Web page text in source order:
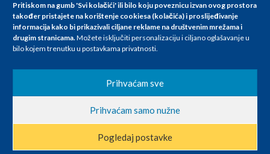
Pritiskom na gumb 'Svi kolačići' ili bilo koju poveznicu izvan ovog prostora
također pristajete na korištenje cookiesa (kolačića) i proslijeđivanje
informacija kako bi prikazivali ciljane reklame na društvenim mrežama i
drugim stranicama.Možete isključiti personalizaciju i ciljano oglašavanje u
bilo kojem trenutku u postavkama privatnosti.
Prihvaćam sve
Prihvaćam samo nužne
Pogledaj postavke
Za artikle kojih trenutno nema u ponudi obratite nam se na
info@megabajt.hr. Sve cijene su informativnog karaktera i podložne su
promjenama, a
iskazane su za avansno plaćanje(gotovina) u Eurima i uključuju PDV. Sve
se razlikovati od cijena u našim poslovnicama. Trudimo se dati što bolji
i točniji opis i sliku. Unatoč tome, ne možemo garantirati da su svi
nastale u opisu proizvoda, greške prilikom štampanja te promjene
cijena.